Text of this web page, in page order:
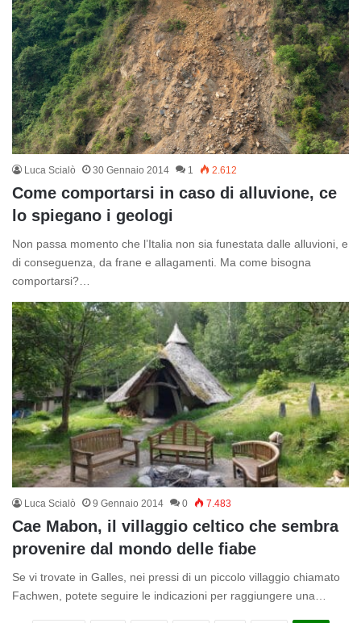
Luca Scialò 30 Gennaio 2014 1 2.612
Come comportarsi in caso di alluvione, ce
lo spiegano i geologi
Non passa momento che l’Italia non sia funestata dalle alluvioni, e
di conseguenza, da frane e allagamenti. Ma come bisogna
comportarsi?…
Luca Scialò 9 Gennaio 2014 0 7.483
Cae Mabon, il villaggio celtico che sembra
provenire dal mondo delle fiabe
Se vi trovate in Galles, nei pressi di un piccolo villaggio chiamato
Fachwen, potete seguire le indicazioni per raggiungere una…